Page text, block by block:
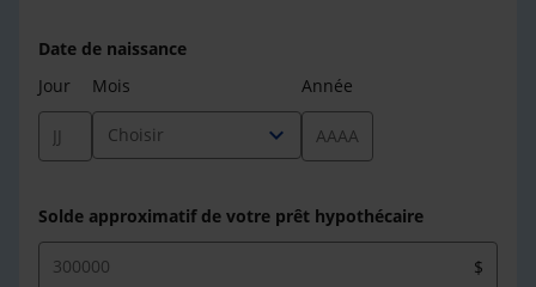
Date de naissance
Jour
Mois
Choisir expand_more
Année
Solde approximatif de votre prêt hypothécaire
$